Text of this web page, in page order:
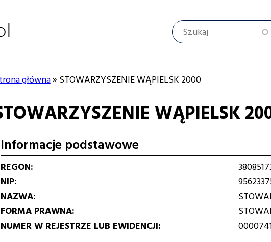
Szukaj
główna STOWARZYSZENIE WĄPIELSK 2000
WĄPIELSK
Informacje podstawowe
REGON
NIP
NAZWA
FORMA PRAWNA
NUMER W REJESTRZE LUB EWIDENCJI